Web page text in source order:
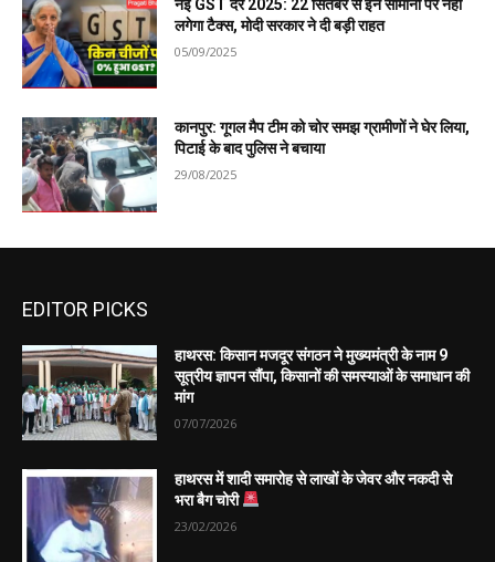
नई GST दरें 2025: 22 सितंबर से इन सामानों पर नहीं
लगेगा टैक्स, मोदी सरकार ने दी बड़ी राहत
05/09/2025
कानपुर: गूगल मैप टीम को चोर समझ ग्रामीणों ने घेर लिया,
पिटाई के बाद पुलिस ने बचाया
29/08/2025
EDITOR PICKS
हाथरस: किसान मजदूर संगठन ने मुख्यमंत्री के नाम 9
सूत्रीय ज्ञापन सौंपा, किसानों की समस्याओं के समाधान की
मांग
07/07/2026
हाथरस में शादी समारोह से लाखों के जेवर और नकदी से
भरा बैग चोरी
23/02/2026